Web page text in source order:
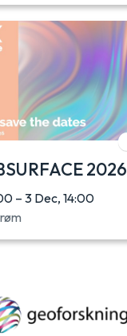
2026
– 3 Dec, 14:00